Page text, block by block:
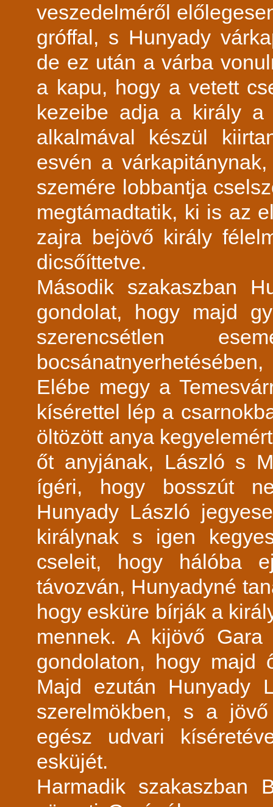
veszedelméről
gróffal, s Hunyady
de ez után a várba
a kapu, hogy a vetett
kezeibe adja a király a
alkalmával készül
esvén a
szemére lobbantja
megtámadtatik, ki is az
zajra bejövő király
dicsőíttetve.
Második szakaszban
gondolat, hogy majd
szerencsétlen
Elébe megy a
kísérettel lép a
öltözött anya
őt anyjának, László s
ígéri, hogy bosszút
Hunyady László
királynak s igen
cseleit, hogy hálóba
távozván, Hunyadyné
hogy esküre bírják a
mennek. A kijövő
gondolaton, hogy majd
Majd ezután Hunyady
szerelmökben, s a
egész udvari
esküjét.
Harmadik szakaszban